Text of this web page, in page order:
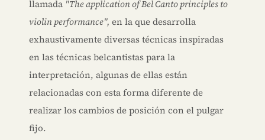
llamada "The application of Bel Canto principles to
violin performance", en la que desarrolla
exhaustivamente diversas técnicas inspiradas
en las técnicas belcantistas para la
interpretación, algunas de ellas están
relacionadas con esta forma diferente de
realizar los cambios de posición con el pulgar
fijo.